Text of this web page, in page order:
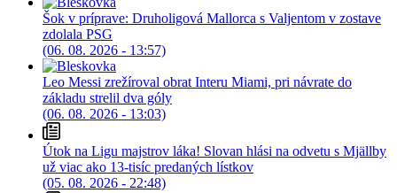
Šok v príprave: Druholigová Mallorca s Valjentom v zostave
zdolala PSG
(06. 08. 2026 - 13:57)
Leo Messi zrežíroval obrat Interu Miami, pri návrate do
základu strelil dva góly
(06. 08. 2026 - 13:03)
Útok na Ligu majstrov láka! Slovan hlási na odvetu s Mjällby
už viac ako 13-tisíc predaných lístkov
(05. 08. 2026 - 22:48)